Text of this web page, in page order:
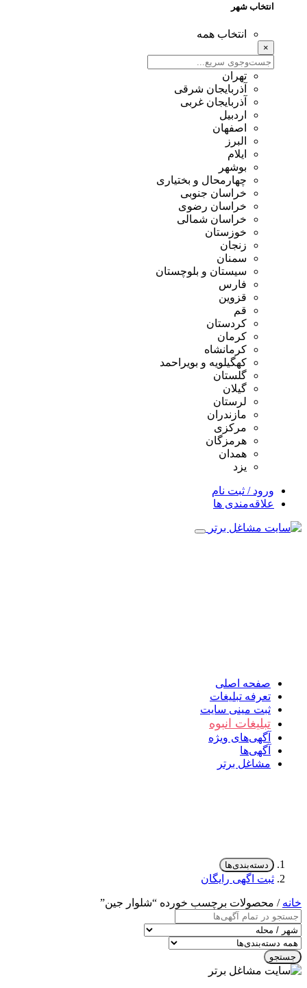
انتخاب شهر
انتخاب همه
×
تهران
آذربایجان شرقی
آذربایجان غربی
اردبیل
اصفهان
البرز
ایلام
بوشهر
چهارمحال و بختیاری
خراسان جنوبی
خراسان رضوی
خراسان شمالی
خوزستان
زنجان
سمنان
سیستان و بلوچستان
فارس
قزوین
قم
کردستان
کرمان
کرمانشاه
کهگیلویه و بویراحمد
گلستان
گیلان
لرستان
مازندران
مرکزی
هرمزگان
همدان
یزد
ورود / ثبت نام
علاقه‌مندی ها
صفحه اصلی
تعرفه تبلیغات
ثبت مینی سایت
تبلیغات انبوه
آگهی‌های ویژه
آگهی‌ها
مشاغل برتر
دسته‌بندی‌ها
ثبت اگهی رایگان
خانه / محصولات برچسب خورده “شلوار جین”
جستجو